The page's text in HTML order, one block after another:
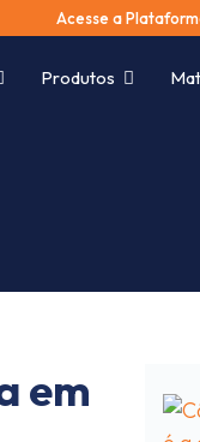
Acesse a
Produtos
em